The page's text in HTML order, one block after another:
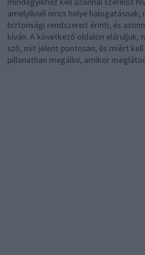
amelyiknél nincs helye halogatásnak,
biztonsági rendszereit érinti, és
kíván. A következő oldalon eláruljuk,
szó, mit jelent pontosan, és miért kell
pillanatban megállni, amikor